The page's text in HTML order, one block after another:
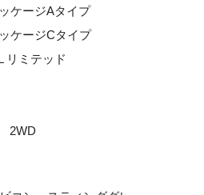
ケージAタイプ
ケージCタイプ
リミテッド
2WD